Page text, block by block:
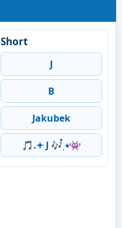
Short
J
B
Jakubek
🎵.𖥔 J 🎶๋࣭ ⭑👾